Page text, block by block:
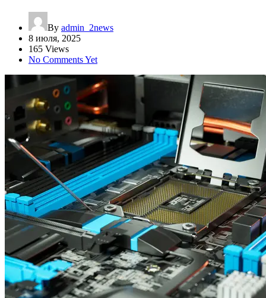
By admin_2news
8 июля, 2025
165 Views
No Comments Yet